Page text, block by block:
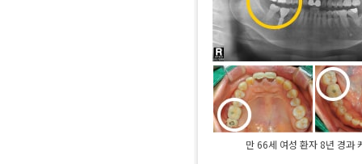
만 66세 여성 환자 8년 경과